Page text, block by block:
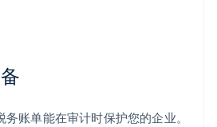
账单能在审计时保护您的企业。